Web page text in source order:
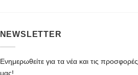
NEWSLETTER
Ενημερωθείτε για τα νέα και τις προσφορές
μας!